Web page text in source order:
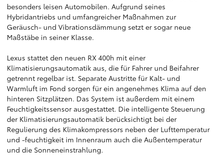
besonders leisen Automobilen. Aufgrund seines
Hybridantriebs und umfangreicher Maßnahmen zur
Geräusch- und Vibrationsdämmung setzt er sogar neue
Maßstäbe in seiner Klasse.
Lexus stattet den neuen RX 400h mit einer
Klimatisierungsautomatik aus, die für Fahrer und Beifahrer
getrennt regelbar ist. Separate Austritte für Kalt- und
Warmluft im Fond sorgen für ein angenehmes Klima auf den
hinteren Sitzplätzen. Das System ist außerdem mit einem
Feuchtigkeitssensor ausgestattet. Die intelligente Steuerung
der Klimatisierungsautomatik berücksichtigt bei der
Regulierung des Klimakompressors neben der Lufttemperatur
und -feuchtigkeit im Innenraum auch die Außentemperatur
und die Sonneneinstrahlung.